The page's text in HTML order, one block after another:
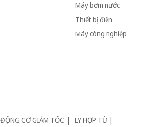
Máy bơm nước
Thiết bị điện
Máy công nghiệp
ĐỘNG CƠ GIẢM TỐC
LY HỢP TỪ